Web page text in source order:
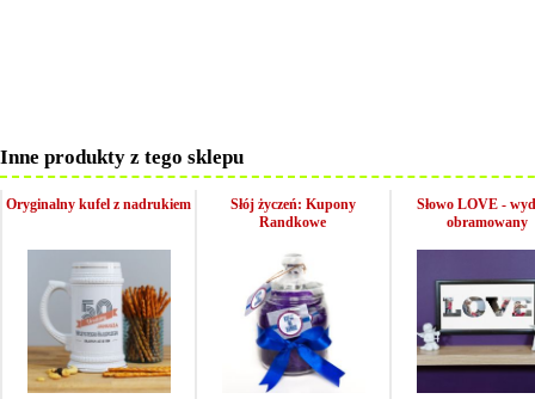
Inne produkty z tego sklepu
Oryginalny kufel z nadrukiem
Słój życzeń: Kupony
Randkowe
Słowo LOVE -
obramowany